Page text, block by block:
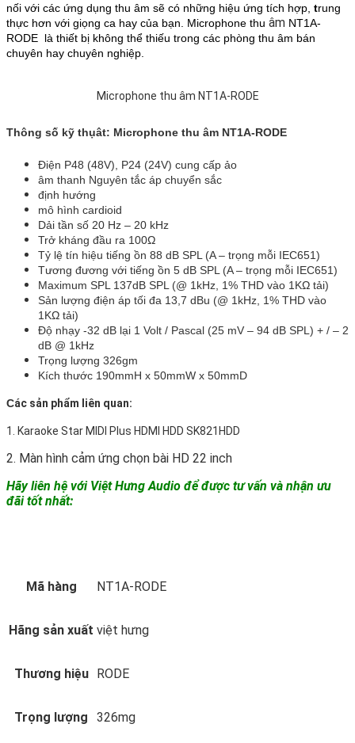
nối với các ứng dụng thu âm sẽ có những hiệu ứng tích hợp, trung
thực hơn với giọng ca hay của bạn. Microphone thu âm NT1A-
RODE là thiết bị không thể thiếu trong các phòng thu âm bán
chuyên hay chuyên nghiệp.
Microphone thu âm NT1A-RODE
Thông số kỹ thụât: Microphone thu âm NT1A-RODE
Điện P48 (48V), P24 (24V) cung cấp ảo
âm thanh Nguyên tắc áp chuyển sắc
định hướng
mô hình cardioid
Dải tần số 20 Hz – 20 kHz
Trở kháng đầu ra 100Ω
Tỷ lệ tín hiệu tiếng ồn 88 dB SPL (A – trọng mỗi IEC651)
Tương đương với tiếng ồn 5 dB SPL (A – trọng mỗi IEC651)
Maximum SPL 137dB SPL (@ 1kHz, 1% THD vào 1KΩ tải)
Sản lượng điện áp tối đa 13,7 dBu (@ 1kHz, 1% THD vào
1KΩ tải)
Độ nhạy -32 dB lại 1 Volt / Pascal (25 mV – 94 dB SPL) + / – 2
dB @ 1kHz
Trọng lượng 326gm
Kích thước 190mmH x 50mmW x 50mmD
Các sản phẩm liên quan:
1. Karaoke Star MIDI Plus HDMI HDD SK821HDD
2. Màn hình cảm ứng chọn bài HD 22 inch
Hãy liên hệ với Việt Hưng Audio để được tư vấn và nhận ưu
đãi tốt nhất:
Mã hàng NT1A-RODE
Hãng sản xuất việt hưng
Thương hiệu RODE
Trọng lượng 326mg